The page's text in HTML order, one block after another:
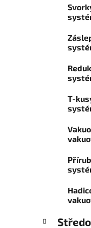
T-